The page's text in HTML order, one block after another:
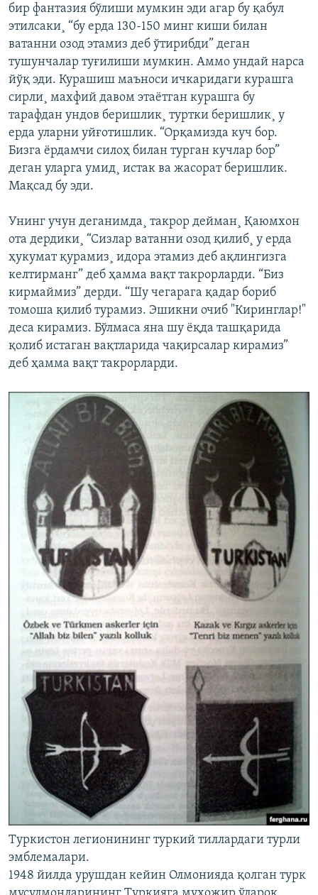
бир фантазия бўлиши мумкин эди агар бу қабул
этилсаки¸ “бу ерда 130-150 минг киши билан
ватанни озод этамиз деб ўтирибди” деган
тушунчалар туғилиши мумкин. Аммо ундай нарса
йўқ эди. Курашиш маъноси ичкаридаги курашга
сирли¸ махфий давом этаëтган курашга бу
тарафдан ундов беришлик¸ туртки беришлик¸ у
ерда уларни уйғотишлик. “Орқамизда куч бор.
Бизга ëрдамчи силоҳ билан турган кучлар бор”
деган уларга умид¸ истак ва жасорат беришлик.
Мақсад бу эди.
Унинг учун деганимда¸ такрор дейман¸ Қаюмхон
ота дердики¸ “Сизлар ватанни озод қилиб¸ у ерда
ҳукумат қурамиз¸ идора этамиз деб ақлингизга
келтирманг” деб ҳамма вақт такрорларди. “Биз
кирмаймиз” дерди. “Шу чегарага қадар бориб
томоша қилиб турамиз. Эшикни очиб "Киринглар!"
деса кирамиз. Бўлмаса яна шу ëқда ташқарида
қолиб истаган вақтларида чақирсалар кирамиз”
деб ҳамма вақт такрорларди.
Туркистон легионининг туркий тиллардаги турли
эмблемалари.
1948 йилда урушдан кейин Олмонияда қолган турк